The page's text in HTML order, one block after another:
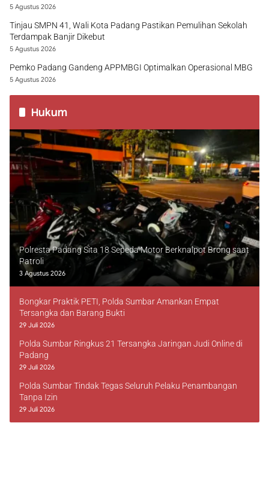
5 Agustus 2026
Tinjau SMPN 41, Wali Kota Padang Pastikan Pemulihan Sekolah
Terdampak Banjir Dikebut
5 Agustus 2026
Pemko Padang Gandeng APPMBGI Optimalkan Operasional MBG
5 Agustus 2026
Hukum
Polresta Padang Sita 18 Sepeda Motor Berknalpot Brong saat
Patroli
3 Agustus 2026
Bongkar Praktik PETI, Polda Sumbar Amankan Empat
Tersangka dan Barang Bukti
29 Juli 2026
Polda Sumbar Ringkus 21 Tersangka Jaringan Judi Online di
Padang
29 Juli 2026
Polda Sumbar Tindak Tegas Seluruh Pelaku Penambangan
Tanpa Izin
29 Juli 2026